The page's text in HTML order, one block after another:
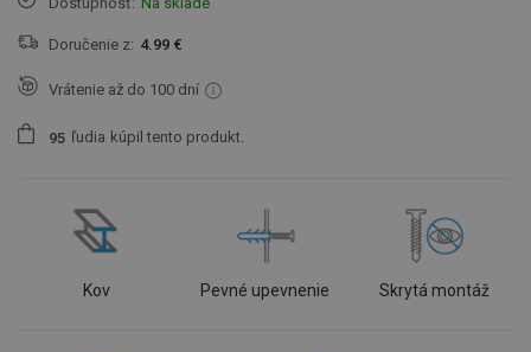
Doručenie z: 4.99 €
Vrátenie až do 100 dní
95 ľudia kúpil tento produkt.
Kov Pevné upevnenie Skrytá montáž